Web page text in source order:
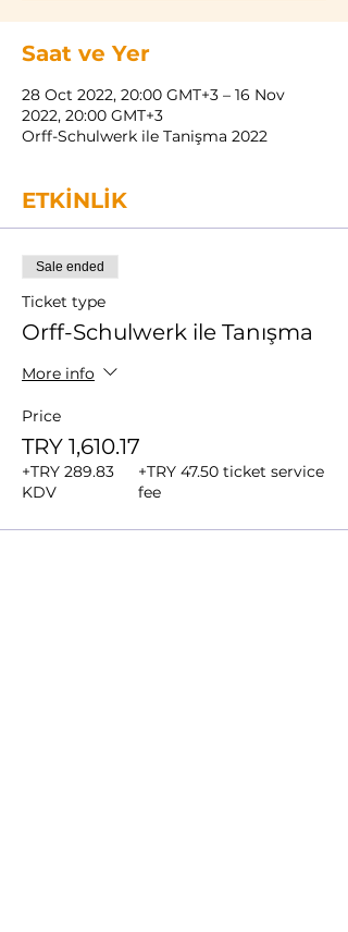
Saat ve Yer
28 Oct 2022, 20:00 GMT+3 – 16 Nov
2022, 20:00 GMT+3
Orff-Schulwerk ile Tanişma 2022
ETKİNLİK
Sale ended
Ticket type
Orff-Schulwerk ile Tanışma
More info
Price
TRY 1,610.17
+TRY 289.83
KDV
+TRY 47.50 ticket service
fee